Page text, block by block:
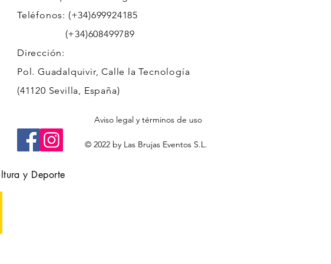
Teléfonos: (+34)699924185
(+34)608499789
Dirección:
Pol. Guadalquivir, Calle la Tecnología
(41120 Sevilla, España)
Aviso legal y términos de uso
© 2022 by Las Brujas Eventos S.L.
y Deporte